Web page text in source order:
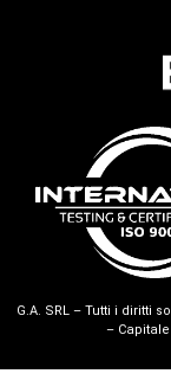
G.A. SRL – Tutti i diritti
– Capitale